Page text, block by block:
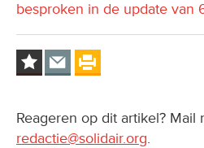
besproken in de update van
Reageren op dit artikel? Mail
redactie@solidair.org.